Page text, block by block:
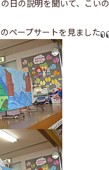
日の説明を聞いて、こい
ペープサートを見ました